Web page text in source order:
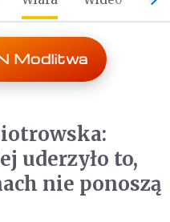
Modlitwa
uderzyło to,
nie ponoszą